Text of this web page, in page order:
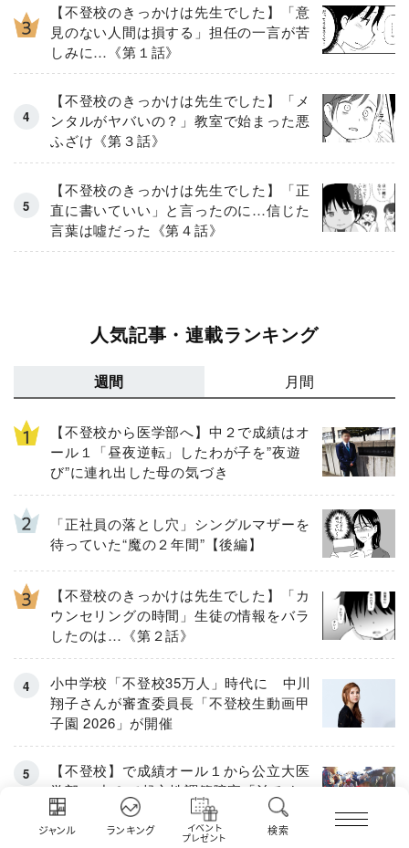
ジャンル ランキング イベント
プレゼント
検索
【不登校のきっかけは先生でした】「意
見のない人間は損する」担任の一言が苦
しみに…《第１話》
【不登校のきっかけは先生でした】「メ
ンタルがヤバいの？」教室で始まった悪
ふざけ《第３話》
【不登校のきっかけは先生でした】「正
直に書いていい」と言ったのに…信じた
言葉は噓だった《第４話》
人気記事・連載ランキング
週間 月間
【不登校から医学部へ】中２で成績はオ
ール１「昼夜逆転」したわが子を”夜遊
び”に連れ出した母の気づき
「正社員の落とし穴」シングルマザーを
待っていた“魔の２年間”【後編】
【不登校のきっかけは先生でした】「カ
ウンセリングの時間」生徒の情報をバラ
したのは…《第２話》
小中学校「不登校35万人」時代に 中川
翔子さんが審査委員長「不登校生動画甲
子園 2026」が開催
【不登校】で成績オール１から公立大医
学部へ 中２で起立性調節障害「治るま
で３年」の診断 そのとき母は